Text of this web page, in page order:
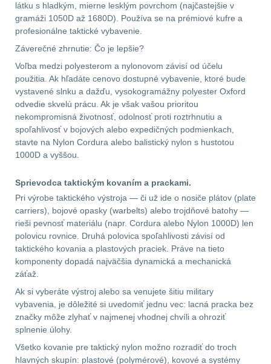
Príslušenstvo pre
optiku9
Nosičy a vesty65
Prilby4
Šiltovky 29
Taktické opasky45
Chrániče10
Ponča a pláštěnky11
Čepice, kukly, šátky24
Chrániče sluchu7
Nášivky74
Ostatní 50
látku s hladkým, mierne lesklým povrchom (najčastejšie v
gramáži 1050D až 1680D). Používa se na prémiové kufre a
profesionálne taktické vybavenie.
Záverečné zhrnutie: Čo je lepšie?
Voľba medzi polyesterom a nylonovom závisí od účelu
použitia. Ak hľadáte cenovo dostupné vybavenie, ktoré bude
vystavené slnku a dažďu, vysokogramážny polyester Oxford
odvedie skvelú prácu. Ak je však vašou prioritou
nekompromisná životnosť, odolnosť proti roztrhnutiu a
spoľahlivosť v bojových alebo expedičných podmienkach,
stavte na Nylon Cordura alebo balistický nylon s hustotou
1000D a vyššou.
Sprievodca taktickým kovaním a prackami.
Pri výrobe taktického výstroja — či už ide o nosiče plátov (plate
carriers), bojové opasky (warbelts) alebo trojdňové batohy —
rieši pevnosť materiálu (napr. Cordura alebo Nylon 1000D) len
polovicu rovnice. Druhá polovica spoľahlivosti závisí od
taktického kovania a plastových praciek. Práve na tieto
komponenty dopadá najväčšia dynamická a mechanická
záťaž.
Ak si vyberáte výstroj alebo sa venujete šitiu military
vybavenia, je dôležité si uvedomiť jednu vec: lacná pracka bez
značky môže zlyhať v najmenej vhodnej chvíli a ohroziť
splnenie úlohy.
Všetko kovanie pre taktický nylon možno rozradiť do troch
hlavných skupín: plastové (polymérové), kovové a systémy